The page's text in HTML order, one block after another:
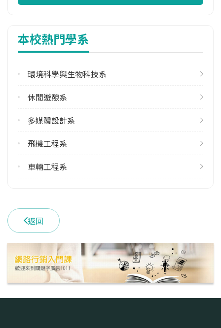
113學年度上學期
113學年度下學期
1
學系電話
雲林縣虎尾鎮文化路64號
本校熱門學系
環境科學與生物科技系
休閒遊憩系
多媒體設計系
飛機工程系
車輛工程系
返回